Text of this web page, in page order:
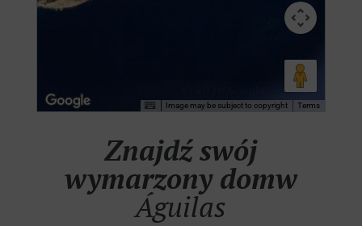
Image may be subject to copyright Terms
Znajdź swój
wymarzony domw
Águilas